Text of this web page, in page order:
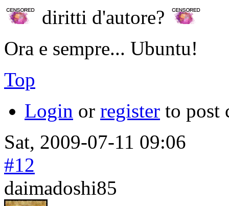
diritti d'autore?
Ora e sempre... Ubuntu!
Top
Login or register to post
Sat, 2009-07-11 09:06
#12
daimadoshi85